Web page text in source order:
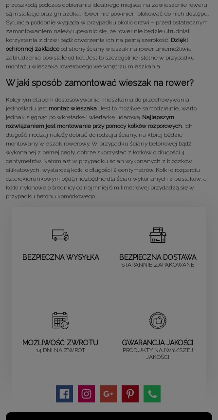
przeszkodą podczas dobierania idealnego miejsca na zawieszenie roweru
są instalacje oraz gniazdka. Rower nie powinien blokować do nich dostępu.
Sytuacja podobnie wygląda w przypadku okolic drzwi – przed ostatecznym
zamontowaniem należy upewnić się, że rower nie będzie utrudniał
korzystania z drzwi bądź otworzenia ich na pełną szerokość. Dzięki
ochronnej zakładceod strony ściany wieszak na rower uniemożliwia
zabrudzenia powstałe od kół. Jest to szczególnie istotne w przypadku
montażu wieszaka rowerowego we wnętrzu mieszkania.
W jaki sposób zamontować wieszak na rower?
Kolejnym etapem dostosowywania mieszkania do przechowywania
jednośladu jest montaż wieszaka. Jest to możliwe samodzielnie, warto
jednak sięgnąć po wkrętarkę i wiertarkę udarową. Najlepszym
rozwiązaniem jest montowanie przy pomocy kołków rozporowych. Ich
długość i rodzaj należy dobrać do rodzaju ściany, na której będzie
montowany wieszak rowerowy. W przypadku ściany betonowej bądź
wykonanej z pełnej cegły, dobrze skorzystać z kołków o długości 4
centymetrów. Natomiast w przypadku ścian wykonanych z bloczków
silikatowych, wystarczą kołki o długości 2 centymetrów. Kołki o rozparciu
czterokierunkowym będą niezbędne dla ścian wykonanych z pustaków, a
kołki nylonowe o średnicy co najmniej 6 milimetrowej przydadzą się w
przypadku betonu komórkowego.
BEZPIECZNA WYSYŁKA BEZPIECZNA DOSTAWA
STARANNIE ZAPAKOWANE
MOŻLIWOŚĆ ZWROTU
14 DNI NA ZWROT
GWARANCJA JAKOŚCI
PRODUKTY NAJWYŻSZEJ
JAKOŚCI